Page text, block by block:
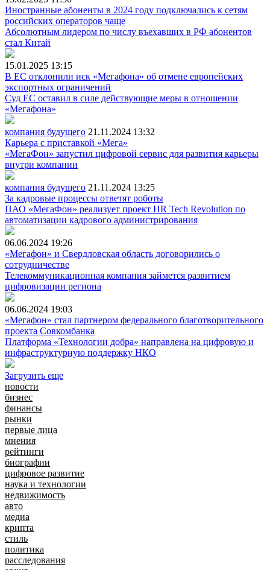
Иностранные абоненты в 2024 году подключались к сетям
российских операторов чаще
Абсолютным лидером по числу въехавших в РФ абонентов
стал Китай
15.01.2025 13:15
В ЕС отклонили иск «Мегафона» об отмене европейских
экспортных ограничений
Суд ЕС оставил в силе действующие меры в отношении
«Мегафона»
компания будущего 21.11.2024 13:32
Карьера с приставкой «Мега»
«МегаФон» запустил цифровой сервис для развития карьеры
внутри компании
компания будущего 21.11.2024 13:25
За кадровые процессы ответят роботы
ПАО «МегаФон» реализует проект HR Tech Revolution по
автоматизации кадрового администрирования
06.06.2024 19:26
«Мегафон» и Свердловская область договорились о
сотрудничестве
Телекоммуникационная компания займется развитием
цифровизации региона
06.06.2024 19:03
«Мегафон» стал партнером федерального благотворительного
проекта Совкомбанка
Платформа «Технологии добра» направлена на цифровую и
инфраструктурную поддержку НКО
Загрузить еще
новости
бизнес
финансы
рынки
первые лица
мнения
рейтинги
биографии
цифровое развитие
наука и технологии
недвижимость
авто
медиа
крипта
стиль
политика
расследования